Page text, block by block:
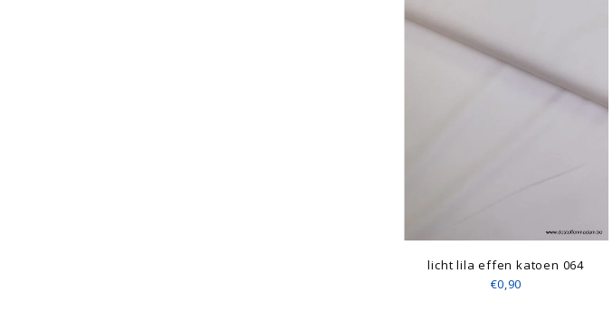
licht lila effen katoen 064
€0,90